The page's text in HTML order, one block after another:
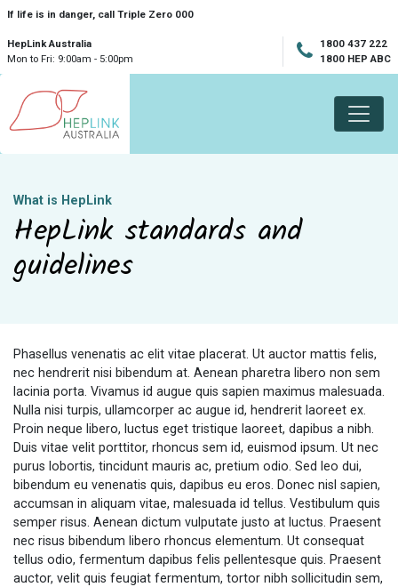
Skip navigation
If life is in danger, call Triple Zero 000
HepLink Australia
Mon to Fri: 9:00am - 5:00pm
1800 437 222
1800 HEP ABC
What is HepLink
HepLink standards and
guidelines
Phasellus venenatis ac elit vitae placerat. Ut auctor mattis felis,
nec hendrerit nisi bibendum at. Aenean pharetra libero non sem
lacinia porta. Vivamus id augue quis sapien maximus malesuada.
Nulla nisi turpis, ullamcorper ac augue id, hendrerit laoreet ex.
Proin neque libero, luctus eget tristique laoreet, dapibus a nibh.
Duis vitae velit porttitor, rhoncus sem id, euismod ipsum. Ut nec
purus lobortis, tincidunt mauris ac, pretium odio. Sed leo dui,
bibendum eu venenatis quis, dapibus eu eros. Donec nisl sapien,
accumsan in aliquam vitae, malesuada id tellus. Vestibulum quis
semper risus. Aenean dictum vulputate justo at luctus. Praesent
nec risus bibendum libero rhoncus elementum. Ut consequat
tellus odio, fermentum dapibus felis pellentesque quis. Praesent
auctor, velit quis feugiat fermentum, tortor nibh sollicitudin sem,